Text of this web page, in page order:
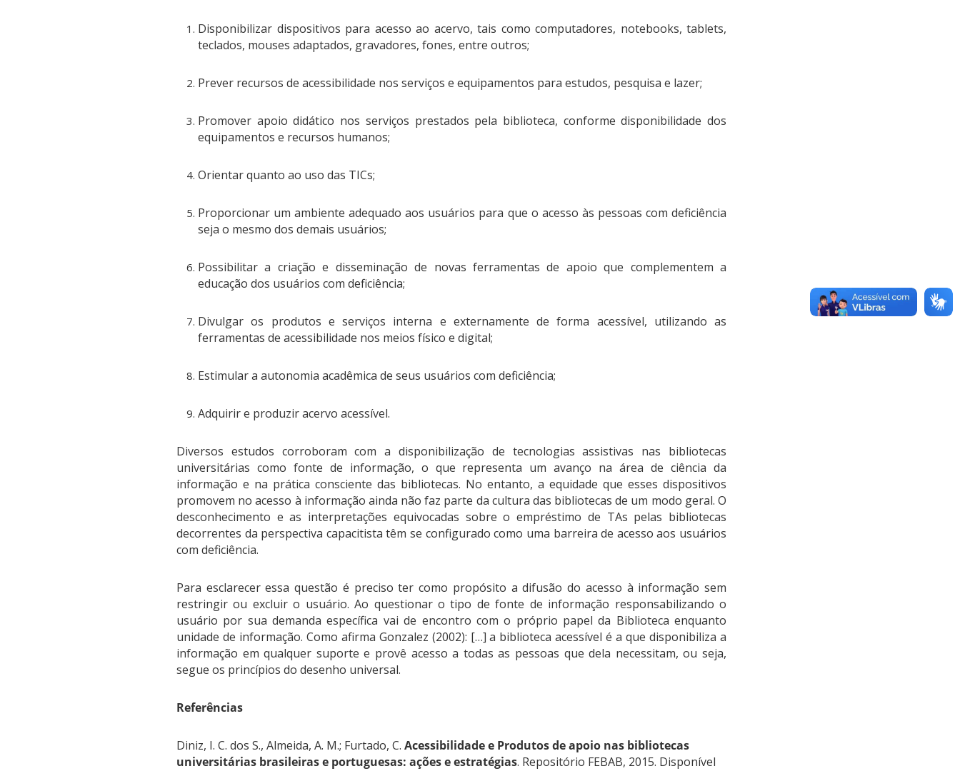
Disponibilizar dispositivos para acesso ao acervo, tais como computadores, notebooks, tablets,
teclados, mouses adaptados, gravadores, fones, entre outros;
Prever recursos de acessibilidade nos serviços e equipamentos para estudos, pesquisa e lazer;
Promover apoio didático nos serviços prestados pela biblioteca, conforme disponibilidade dos
equipamentos e recursos humanos;
Orientar quanto ao uso das TICs;
Proporcionar um ambiente adequado aos usuários para que o acesso às pessoas com deficiência
seja o mesmo dos demais usuários;
Possibilitar a criação e disseminação de novas ferramentas de apoio que complementem a
educação dos usuários com deficiência;
Divulgar os produtos e serviços interna e externamente de forma acessível, utilizando as
ferramentas de acessibilidade nos meios físico e digital;
Estimular a autonomia acadêmica de seus usuários com deficiência;
Adquirir e produzir acervo acessível.
Diversos estudos corroboram com a disponibilização de tecnologias assistivas nas bibliotecas
universitárias como fonte de informação, o que representa um avanço na área de ciência da
informação e na prática consciente das bibliotecas. No entanto, a equidade que esses dispositivos
promovem no acesso à informação ainda não faz parte da cultura das bibliotecas de um modo geral. O
desconhecimento e as interpretações equivocadas sobre o empréstimo de TAs pelas bibliotecas
decorrentes da perspectiva capacitista têm se configurado como uma barreira de acesso aos usuários
com deficiência.
Para esclarecer essa questão é preciso ter como propósito a difusão do acesso à informação sem
restringir ou excluir o usuário. Ao questionar o tipo de fonte de informação responsabilizando o
usuário por sua demanda específica vai de encontro com o próprio papel da Biblioteca enquanto
unidade de informação. Como afirma Gonzalez (2002): […] a biblioteca acessível é a que disponibiliza a
informação em qualquer suporte e provê acesso a todas as pessoas que dela necessitam, ou seja,
segue os princípios do desenho universal.
Referências
Diniz, I. C. dos S., Almeida, A. M.; Furtado, C. Acessibilidade e Produtos de apoio nas bibliotecas
universitárias brasileiras e portuguesas: ações e estratégias. Repositório FEBAB, 2015. Disponível